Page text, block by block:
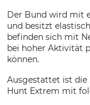
Der Bund wird mit
und besitzt
befinden sich mit
bei hoher Aktivität
können.
Ausgestattet ist die
Hunt Extrem mit